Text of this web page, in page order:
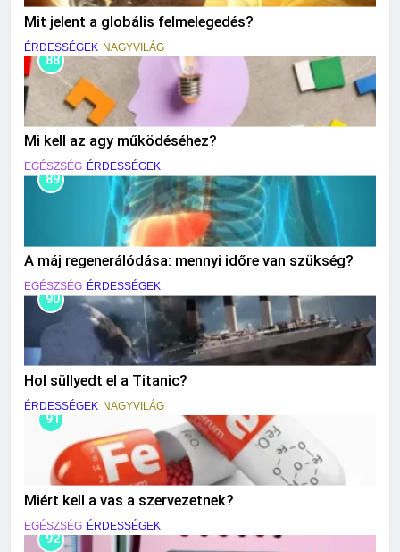
Mit jelent a globális felmelegedés?
ÉRDESSÉGEK NAGYVILÁG
88
Mi kell az agy működéséhez?
EGÉSZSÉG ÉRDESSÉGEK
89
A máj regenerálódása: mennyi időre van szükség?
EGÉSZSÉG ÉRDESSÉGEK
90
Hol süllyedt el a Titanic?
ÉRDESSÉGEK NAGYVILÁG
91
Miért kell a vas a szervezetnek?
EGÉSZSÉG ÉRDESSÉGEK
92